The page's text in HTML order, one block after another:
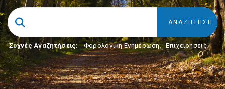
Συχνές Αναζητήσεις: Φορολογικη Ενημέρωση, Επιχειρήσεις